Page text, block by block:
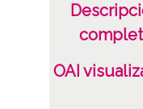
OAI